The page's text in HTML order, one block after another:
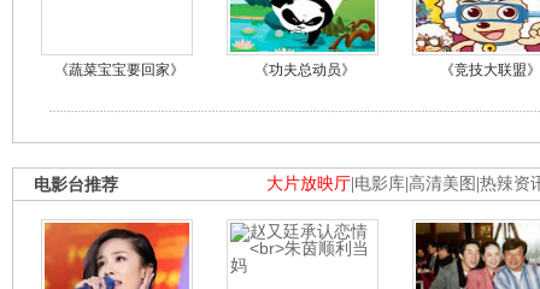
《蔬菜宝宝要回家》 《功夫总动员》 《竞技大联盟》
大片放映厅 电影库 高清美图 热辣资
电影台推荐